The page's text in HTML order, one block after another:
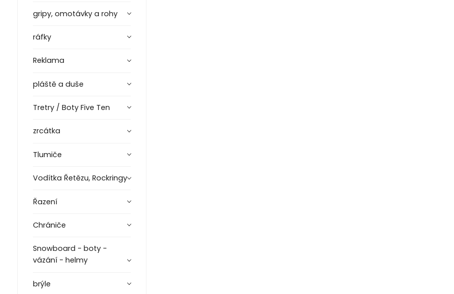
gripy, omotávky a rohy
ráfky
Reklama
pláště a duše
Tretry / Boty Five Ten
zrcátka
Tlumiče
Vodítka Řetězu, Rockringy
Řazení
Chrániče
Snowboard - boty -
vázání - helmy
brýle